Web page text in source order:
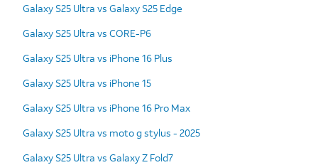
Galaxy S25 Ultra vs Galaxy S25 Edge
Galaxy S25 Ultra vs CORE-P6
Galaxy S25 Ultra vs iPhone 16 Plus
Galaxy S25 Ultra vs iPhone 15
Galaxy S25 Ultra vs iPhone 16 Pro Max
Galaxy S25 Ultra vs moto g stylus - 2025
Galaxy S25 Ultra vs Galaxy Z Fold7